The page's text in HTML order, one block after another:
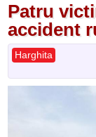
Patru
accident
Harghita